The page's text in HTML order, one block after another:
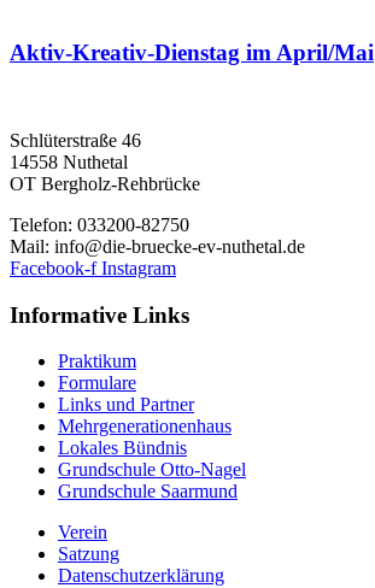
Aktiv-Kreativ-Dienstag im April/Mai
Schlüterstraße 46
14558 Nuthetal
OT Bergholz-Rehbrücke
Telefon: 033200-82750
Mail: info@die-bruecke-ev-nuthetal.de
Facebook-f Instagram
Informative Links
Praktikum
Formulare
Links und Partner
Mehrgenerationenhaus
Lokales Bündnis
Grundschule Otto-Nagel
Grundschule Saarmund
Verein
Satzung
Datenschutzerklärung